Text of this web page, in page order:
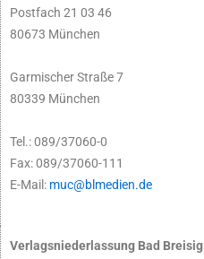
Postfach 21 03 46
80673 München
Garmischer Straße 7
80339 München
Tel.: 089/37060-0
Fax: 089/37060-111
E-Mail: muc@blmedien.de
Verlagsniederlassung Bad Breisig